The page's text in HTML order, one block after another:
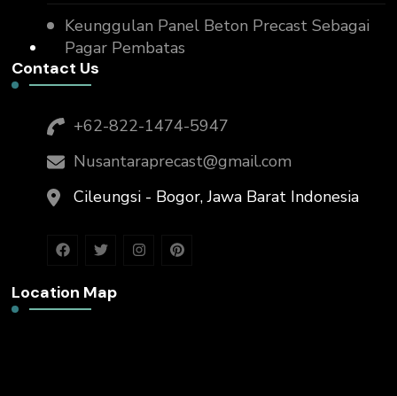
Keunggulan Panel Beton Precast Sebagai
Pagar Pembatas
Contact Us
+62-822-1474-5947
Nusantaraprecast@gmail.com
Cileungsi - Bogor, Jawa Barat Indonesia
Location Map